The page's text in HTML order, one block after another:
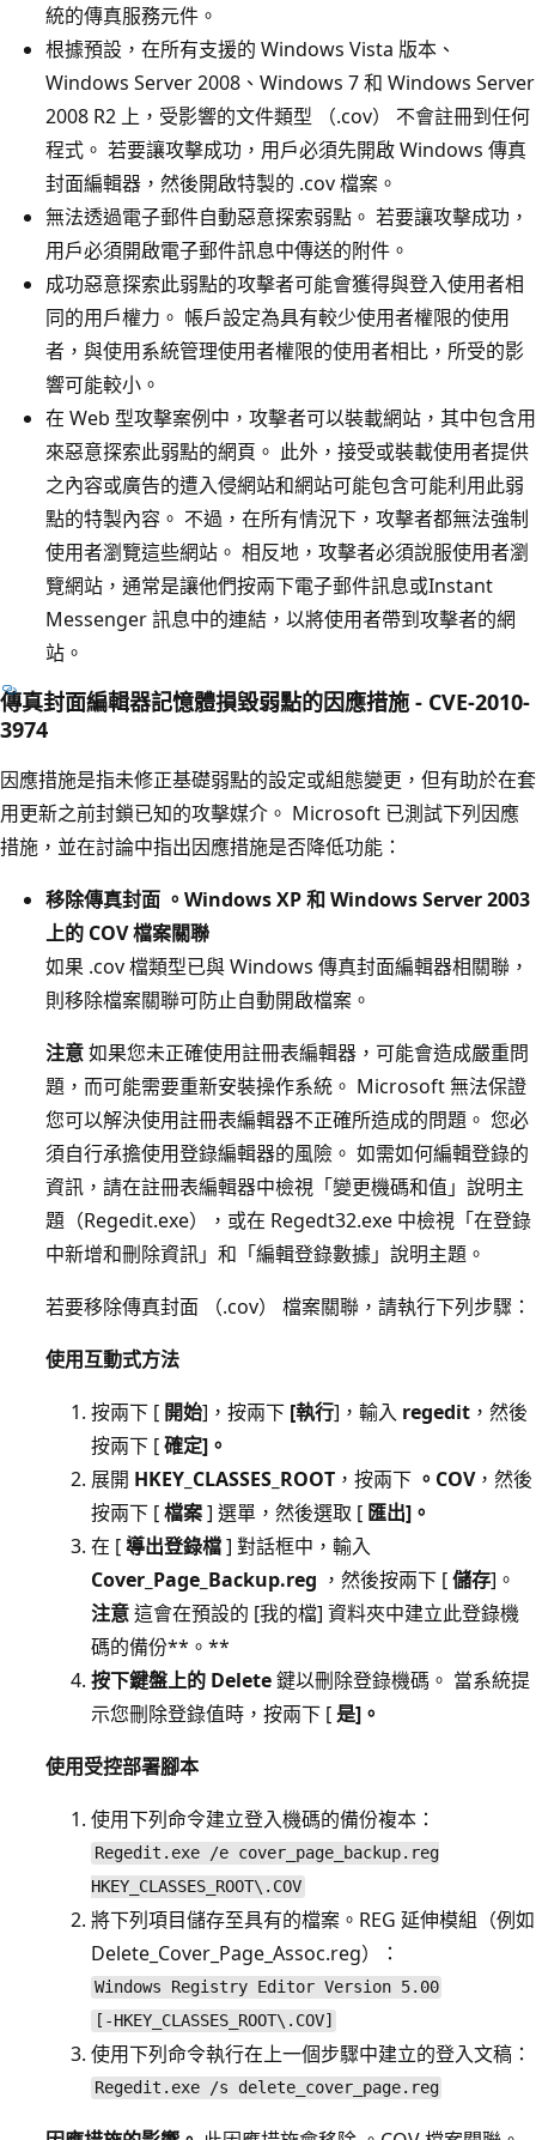
統的傳真服務元件。
根據預設，在所有支援的 Windows Vista 版本、
Windows Server 2008、Windows 7 和 Windows Server
2008 R2 上，受影響的文件類型 （.cov） 不會註冊到任何
程式。 若要讓攻擊成功，用戶必須先開啟 Windows 傳真
封面編輯器，然後開啟特製的 .cov 檔案。
無法透過電子郵件自動惡意探索弱點。 若要讓攻擊成功，
用戶必須開啟電子郵件訊息中傳送的附件。
成功惡意探索此弱點的攻擊者可能會獲得與登入使用者相
同的用戶權力。 帳戶設定為具有較少使用者權限的使用
者，與使用系統管理使用者權限的使用者相比，所受的影
響可能較小。
在 Web 型攻擊案例中，攻擊者可以裝載網站，其中包含用
來惡意探索此弱點的網頁。 此外，接受或裝載使用者提供
之內容或廣告的遭入侵網站和網站可能包含可能利用此弱
點的特製內容。 不過，在所有情況下，攻擊者都無法強制
使用者瀏覽這些網站。 相反地，攻擊者必須說服使用者瀏
覽網站，通常是讓他們按兩下電子郵件訊息或Instant
Messenger 訊息中的連結，以將使用者帶到攻擊者的網
站。
傳真封面編輯器記憶體損毀弱點的因應措施 - CVE-2010-
3974
因應措施是指未修正基礎弱點的設定或組態變更，但有助於在套
用更新之前封鎖已知的攻擊媒介。 Microsoft 已測試下列因應
措施，並在討論中指出因應措施是否降低功能：
移除傳真封面 。Windows XP 和 Windows Server 2003
上的 COV 檔案關聯
如果 .cov 檔類型已與 Windows 傳真封面編輯器相關聯，
則移除檔案關聯可防止自動開啟檔案。
注意如果您未正確使用註冊表編輯器，可能會造成嚴重問
題，而可能需要重新安裝操作系統。 Microsoft 無法保證
您可以解決使用註冊表編輯器不正確所造成的問題。 您必
須自行承擔使用登錄編輯器的風險。 如需如何編輯登錄的
資訊，請在註冊表編輯器中檢視「變更機碼和值」說明主
題（Regedit.exe），或在 Regedt32.exe 中檢視「在登錄
中新增和刪除資訊」和「編輯登錄數據」說明主題。
若要移除傳真封面 （.cov） 檔案關聯，請執行下列步驟：
使用互動式方法
按兩下 [ 開始]，按兩下 [執行]，輸入 regedit ，然後
按兩下 [確定]。
展開 HKEY_CLASSES_ROOT ，按兩下 。COV，然後
按兩下 [檔案] 選單，然後選取 [ 匯出]。
在 [導出登錄檔] 對話框中，輸入
Cover_Page_Backup.reg ，然後按兩下 [儲存]。
注意這會在預設的 [我的檔] 資料夾中建立此登錄機
碼的備份**。**
按下鍵盤上的 Delete鍵以刪除登錄機碼。 當系統提
示您刪除登錄值時，按兩下 [ 是]。
使用受控部署腳本
使用下列命令建立登入機碼的備份複本：
Regedit.exe /e cover_page_backup.reg
HKEY_CLASSES_ROOT\.COV
將下列項目儲存至具有的檔案。REG 延伸模組（例如
Delete_Cover_Page_Assoc.reg）：
Windows Registry Editor Version 5.00
[-HKEY_CLASSES_ROOT\.COV]
使用下列命令執行在上一個步驟中建立的登入文稿：
Regedit.exe /s delete_cover_page.reg